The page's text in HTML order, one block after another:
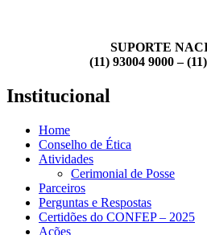
SUPORTE
(11) 93004 9000 –
Institucional
Home
Conselho de Ética
Atividades
Cerimonial de Posse
Parceiros
Perguntas e Respostas
Certidões do CONFEP – 2025
Ações